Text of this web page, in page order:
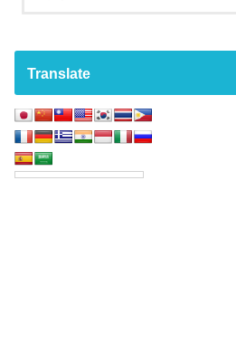
Translate